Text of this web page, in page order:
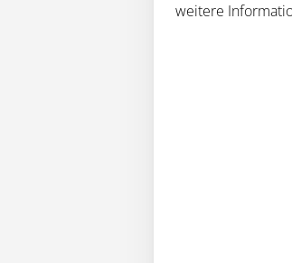
weitere